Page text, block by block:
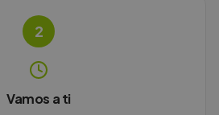
2
Vamos a ti